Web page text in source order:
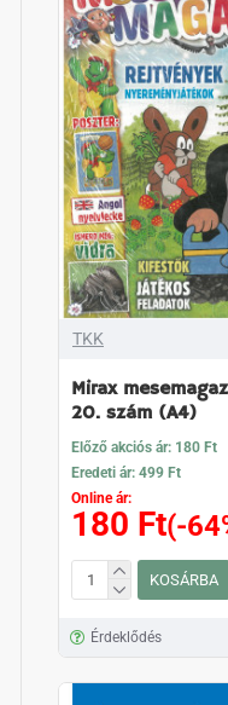
TKK
Mirax
20. szám (A4)
Előző akciós ár: 180 Ft
Eredeti ár: 499 Ft
Online ár:
180 Ft(-
KOSÁRBA
Érdeklődés